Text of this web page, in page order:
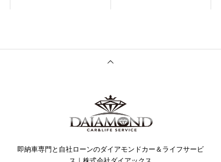
即納車専門と自社ローンのダイアモンドカー＆ライフサービ